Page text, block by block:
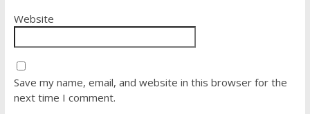
Website
Save my name, email, and website in this browser for the
next time I comment.